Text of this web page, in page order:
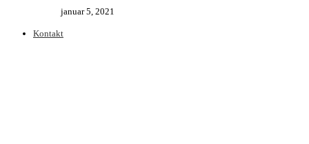
januar 5, 2021
Kontakt